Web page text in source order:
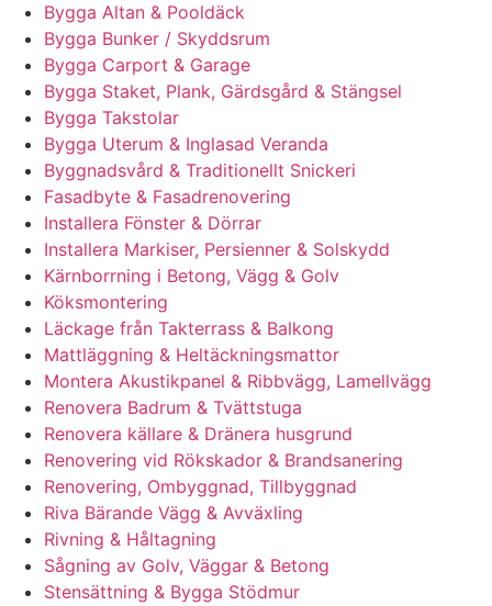
Bygga Altan & Pooldäck
Bygga Bunker / Skyddsrum
Bygga Carport & Garage
Bygga Staket, Plank, Gärdsgård & Stängsel
Bygga Takstolar
Bygga Uterum & Inglasad Veranda
Byggnadsvård & Traditionellt Snickeri
Fasadbyte & Fasadrenovering
Installera Fönster & Dörrar
Installera Markiser, Persienner & Solskydd
Kärnborrning i Betong, Vägg & Golv
Köksmontering
Läckage från Takterrass & Balkong
Mattläggning & Heltäckningsmattor
Montera Akustikpanel & Ribbvägg, Lamellvägg
Renovera Badrum & Tvättstuga
Renovera källare & Dränera husgrund
Renovering vid Rökskador & Brandsanering
Renovering, Ombyggnad, Tillbyggnad
Riva Bärande Vägg & Avväxling
Rivning & Håltagning
Sågning av Golv, Väggar & Betong
Stensättning & Bygga Stödmur